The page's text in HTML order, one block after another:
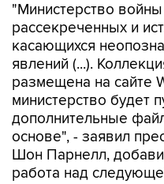
"Министерство
рассекреченных и
касающихся
явлений (...).
размещена на сайте
министерство будет
дополнительные
основе", - заявил
Шон Парнелл,
работа над